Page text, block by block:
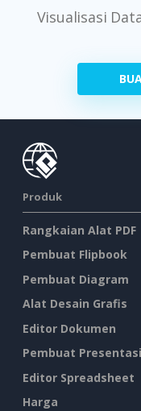
Visualisasi
Produk
Rangkaian Alat PDF
Pembuat Flipbook
Pembuat Diagram
Alat Desain Grafis
Editor Dokumen
Pembuat Presentasi
Editor Spreadsheet
Harga